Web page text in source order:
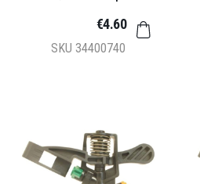
SKU 34400740
€4.60